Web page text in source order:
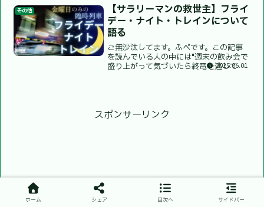
との記述をしましたが、この時以前実際
に「Aシート」に乗車して...
その他
【サラリーマンの救世主】フライ
デー・ナイト・トレインについて
語る
ご無沙汰してます。ふぺです。この記事
を読んでいる人の中には"週末の飲み会で
盛り上がって気づいたら終電を逃してし
2025.06.01
スポンサーリンク
ホーム シェア 目次へ サイドバー